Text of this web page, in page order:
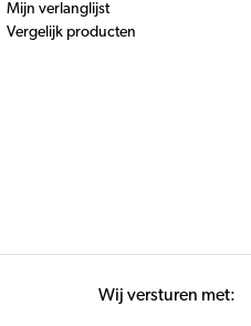
Mijn verlanglijst
Vergelijk producten
Wij versturen met: